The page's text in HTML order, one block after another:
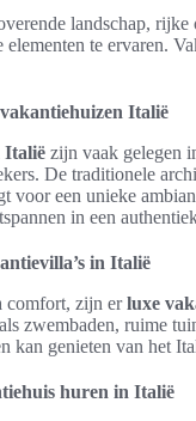
landschap,
te ervaren.
Italië
Italië zijn vaak gelegen
De traditionele
voor een unieke
in een
in Italië
comfort, zijn erluxe
zwembaden, ruime
kan genieten van het
huren in Italië